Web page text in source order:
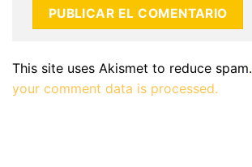
This site uses Akismet to reduce spam.
your comment data is processed.